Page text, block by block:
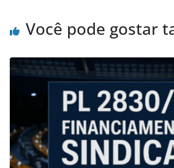
Você pode gostar